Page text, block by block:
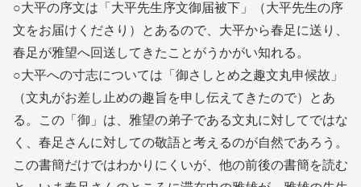
○大平の序文は「大平先生序文御届被下」（大平先生の序
文をお届けくださり）とあるので、大平から春足に送り、
春足が雅望へ回送してきたことがうかがい知れる。
○大平への寸志については「御さしとめ之趣文丸申候故」
（文丸がお差し止めの趣旨を申し伝えてきたので）とあ
る。この「御」は、雅望の弟子である文丸に対してではな
く、春足さんに対しての敬語と考えるのが自然であろう。
この書簡だけではわかりにくいが、他の前後の書簡を読む